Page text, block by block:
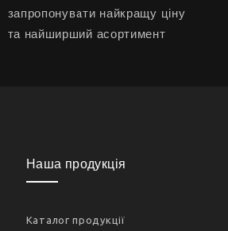
запропонувати найкращу ціну
та найширший асортимент
Наша продукція
Каталог продукції